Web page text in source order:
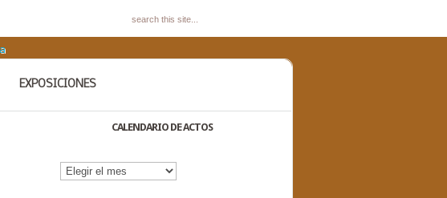
EXPOSICIONES
CALENDARIO DE ACTOS
Calendario
de